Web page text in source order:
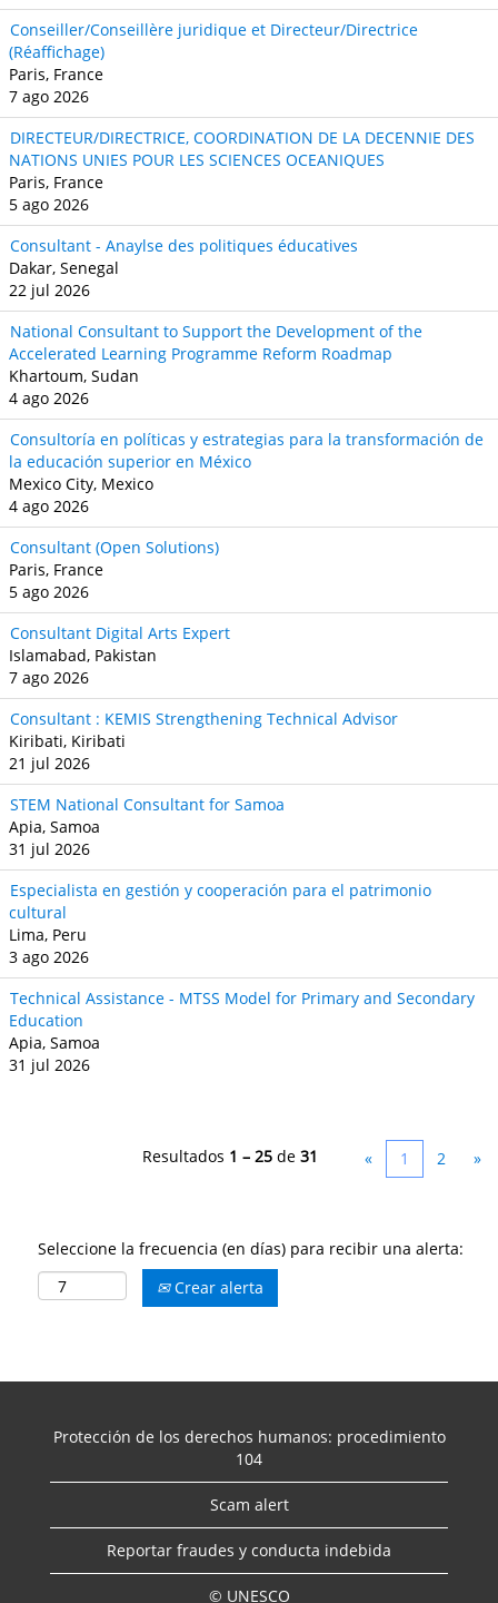
Conseiller/Conseillère juridique et Directeur/Directrice
(Réaffichage)
Paris, France
7 ago 2026
DIRECTEUR/DIRECTRICE, COORDINATION DE LA DECENNIE DES
NATIONS UNIES POUR LES SCIENCES OCEANIQUES
Paris, France
5 ago 2026
Consultant - Anaylse des politiques éducatives
Dakar, Senegal
22 jul 2026
National Consultant to Support the Development of the
Accelerated Learning Programme Reform Roadmap
Khartoum, Sudan
4 ago 2026
Consultoría en políticas y estrategias para la transformación de
la educación superior en México
Mexico City, Mexico
4 ago 2026
Consultant (Open Solutions)
Paris, France
5 ago 2026
Consultant Digital Arts Expert
Islamabad, Pakistan
7 ago 2026
Consultant : KEMIS Strengthening Technical Advisor
Kiribati, Kiribati
21 jul 2026
STEM National Consultant for Samoa
Apia, Samoa
31 jul 2026
Especialista en gestión y cooperación para el patrimonio
cultural
Lima, Peru
3 ago 2026
Technical Assistance - MTSS Model for Primary and Secondary
Education
Apia, Samoa
31 jul 2026
Resultados 1 – 25 de 31 « 1 2 »
Seleccione la frecuencia (en días) para recibir una alerta:
Crear alerta
Protección de los derechos humanos: procedimiento
104
Scam alert
Reportar fraudes y conducta indebida
© UNESCO